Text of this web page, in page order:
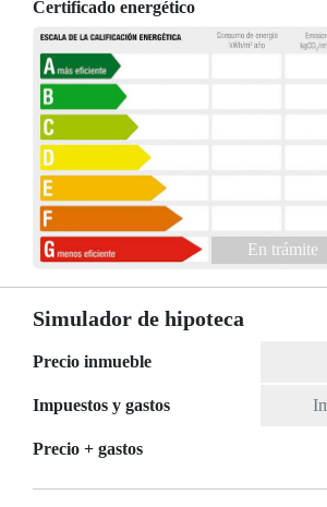
Certificado energético
En trámite
Simulador de hipoteca
Precio inmueble
Impuestos y gastos
Precio + gastos